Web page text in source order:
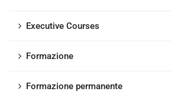
Executive Courses
Formazione
Formazione permanente